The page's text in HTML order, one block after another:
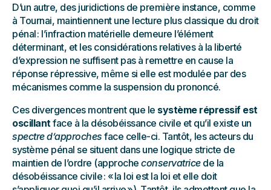
D’un autre, des juridictions de première instance, comme
à Tournai, maintiennent une lecture plus classique du droit
pénal : l’infraction matérielle demeure l’élément
déterminant, et les considérations relatives à la liberté
d’expression ne suffisent pas à remettre en cause la
réponse répressive, même si elle est modulée par des
mécanismes comme la suspension du prononcé.
Ces divergences montrent que le système répressif est
oscillant face à la désobéissance civile et qu’il existe un
spectre d’approches face celle-ci. Tantôt, les acteurs du
système pénal se situent dans une logique stricte de
maintien de l’ordre (approche conservatricede la
désobéissance civile : « la loi est la loi et elle doit